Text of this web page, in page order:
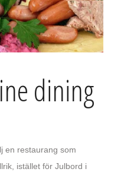
dining
en restaurang som
istället för Julbord i